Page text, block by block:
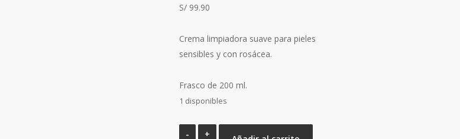
S/ 99.90
Crema limpiadora suave para pieles
sensibles y con rosácea.
Frasco de 200 ml.
1 disponibles
SENSIBIO